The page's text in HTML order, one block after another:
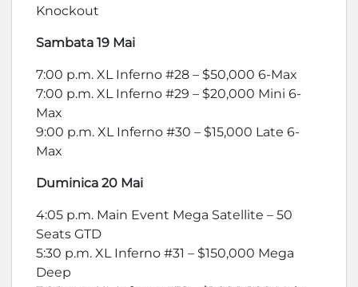
Knockout
Sambata 19 Mai
7:00 p.m. XL Inferno #28 – $50,000 6-Max
7:00 p.m. XL Inferno #29 – $20,000 Mini 6-
Max
9:00 p.m. XL Inferno #30 – $15,000 Late 6-
Max
Duminica 20 Mai
4:05 p.m. Main Event Mega Satellite – 50
Seats GTD
5:30 p.m. XL Inferno #31 – $150,000 Mega
Deep